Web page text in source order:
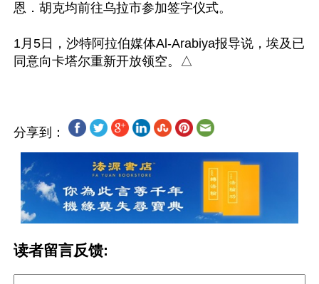
恩．胡克均前往乌拉市参加签字仪式。
1月5日，沙特阿拉伯媒体Al-Arabiya报导说，埃及已
分享到：
读者留言反馈: